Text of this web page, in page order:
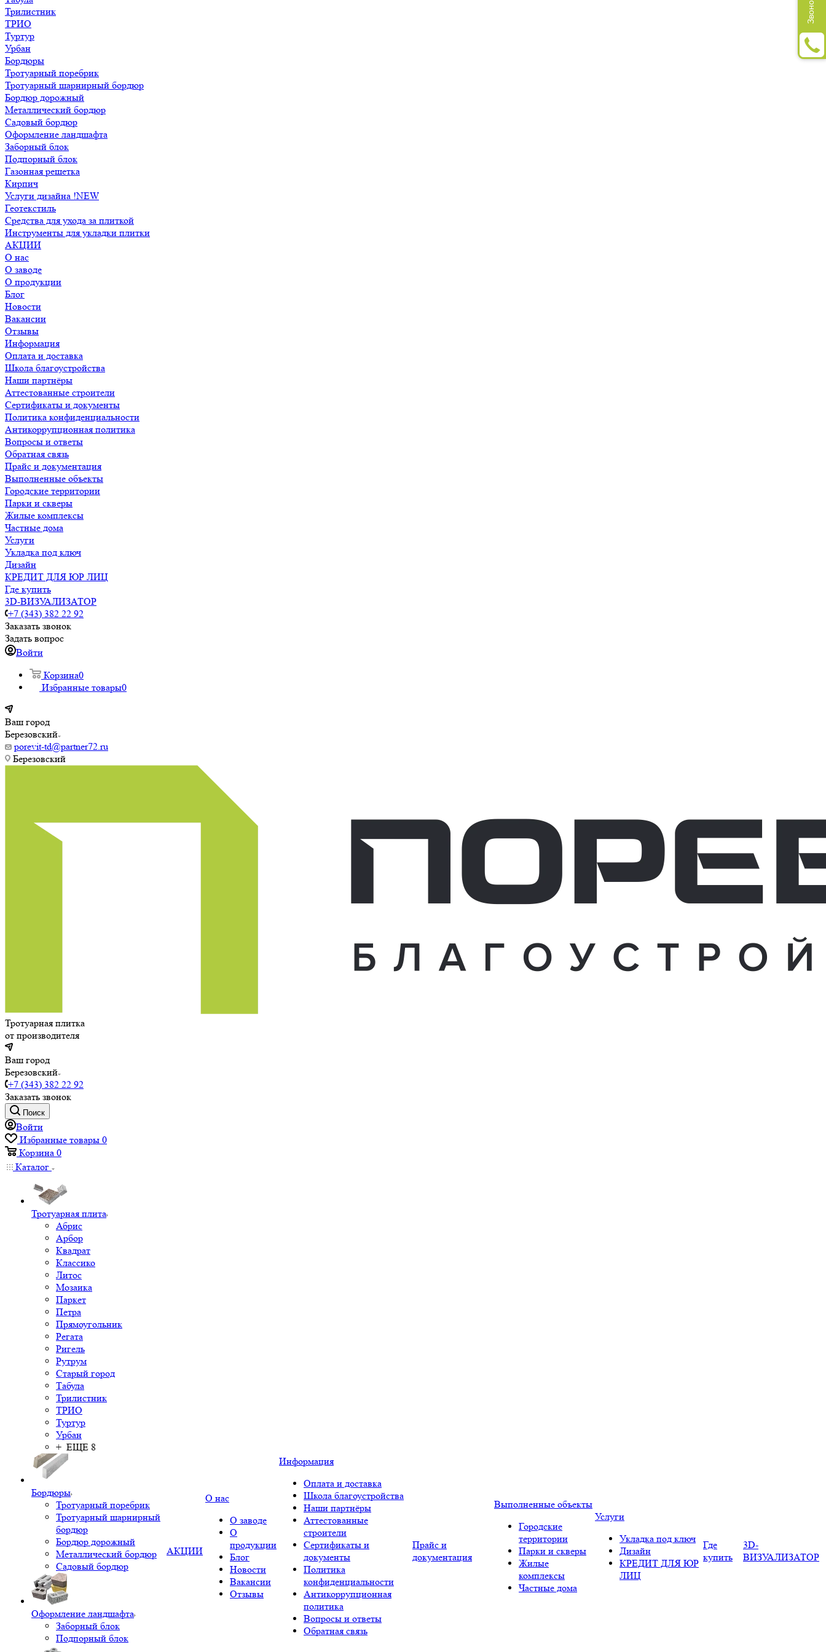
Трилистник
ТРИО
Туртур
Урбан
Бордюры
Тротуарный поребрик
Тротуарный шарнирный бордюр
Бордюр дорожный
Металлический бордюр
Садовый бордюр
Оформление ландшафта
Заборный блок
Подпорный блок
Газонная решетка
Кирпич
Услуги дизайна !NEW
Геотекстиль
Средства для ухода за плиткой
Инструменты для укладки плитки
АКЦИИ
О нас
О заводе
О продукции
Блог
Новости
Вакансии
Отзывы
Информация
Оплата и доставка
Школа благоустройства
Наши партнёры
Аттестованные строители
Сертификаты и документы
Политика конфиденциальности
Антикоррупционная политика
Вопросы и ответы
Обратная связь
Прайс и документация
Выполненные объекты
Городские территории
Парки и скверы
Жилые комплексы
Частные дома
Услуги
Укладка под ключ
Дизайн
КРЕДИТ ДЛЯ ЮР ЛИЦ
Где купить
3D-ВИЗУАЛИЗАТОР
+7 (343) 382 22 92
Заказать звонок
Задать вопрос
Войти
Корзина0
Избранные товары0
Ваш город
Березовский
porevit-td@partner72.ru
Березовский
Тротуарная плитка
от производителя
Ваш город
Березовский
+7 (343) 382 22 92
Заказать звонок
Поиск
Войти
Избранные товары 0
Корзина 0
Каталог
Тротуарная плита
Абрис
Арбор
Квадрат
Классико
Литос
Мозаика
Паркет
Петра
Прямоугольник
Регата
Ригель
Рутрум
Старый город
Табула
Трилистник
ТРИО
Туртур
Урбан
+ ЕЩЕ 8
Бордюры
Тротуарный поребрик
Тротуарный шарнирный
бордюр
Бордюр дорожный
Металлический бордюр
Садовый бордюр
Оформление ландшафта
Заборный блок
Подпорный блок
АКЦИИ
О нас
О заводе
О
продукции
Блог
Новости
Вакансии
Отзывы
Информация
Оплата и доставка
Школа благоустройства
Наши партнёры
Аттестованные
строители
Сертификаты и
документы
Политика
конфиденциальности
Антикоррупционная
политика
Вопросы и ответы
Обратная связь
Прайс и
документация
Выполненные объекты
Городские
территории
Парки и скверы
Жилые
комплексы
Частные дома
Услуги
Укладка под ключ
Дизайн
КРЕДИТ ДЛЯ ЮР
ЛИЦ
Где
купить
3D-
ВИЗУАЛИЗАТОР